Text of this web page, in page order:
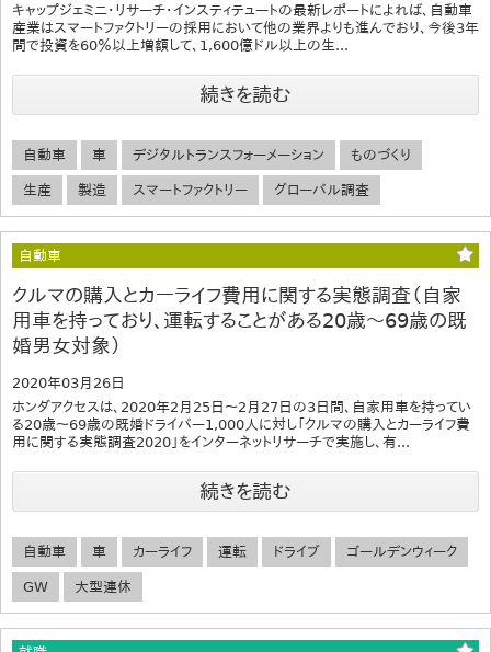
キャップジェミニ・リサーチ・インスティテュートの最新レポートによれば、自動車
産業はスマートファクトリーの採用において他の業界よりも進んでおり、今後3年
間で投資を60％以上増額して、1,600億ドル以上の生...
続きを読む
自動車 車 デジタルトランスフォーメーション ものづくり
生産 製造 スマートファクトリー グローバル調査
自動車
クルマの購入とカーライフ費用に関する実態調査（自家
用車を持っており、運転することがある20歳～69歳の既
婚男女対象）
2020年03月26日
ホンダアクセスは、2020年2月25日～2月27日の3日間、自家用車を持ってい
る20歳～69歳の既婚ドライバー1,000人に対し「クルマの購入とカーライフ費
用に関する実態調査2020」をインターネットリサーチで実施し、有...
続きを読む
自動車 車 カーライフ 運転 ドライブ ゴールデンウィーク
GW 大型連休